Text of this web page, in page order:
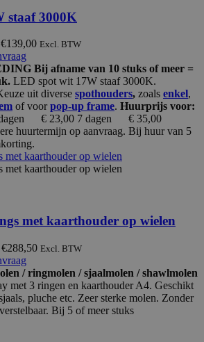
staaf 3000K
€139,00 Excl. BTW
Bij afname van 10 stuks of meer =
LED spot wit 17W staaf 3000K.
uit diverse spothouders, zoals enkel,
of voorpop-up frame. Huurprijs voor:
€ 23,00 7 dagen € 35,00
huurtermijn op aanvraag. Bij huur van 5
met kaarthouder op wielen
€288,50 Excl. BTW
/ ringmolen / sjaalmolen / shawlmolen
met 3 ringen en kaarthouder A4. Geschikt
pluche etc. Zeer sterke molen. Zonder
Bij 5 of meer stuks